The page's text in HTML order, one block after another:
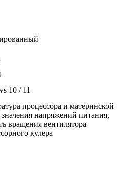
10 / 11
процессора и материнской
напряжений питания,
вращения вентилятора
кулера